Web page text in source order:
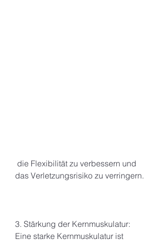
das Verletzungsrisiko zu verringern.
3. Stärkung der Kernmuskulatur:
Eine starke Kernmuskulatur ist